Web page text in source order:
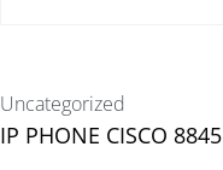
Uncategorized
IP PHONE CISCO 8845